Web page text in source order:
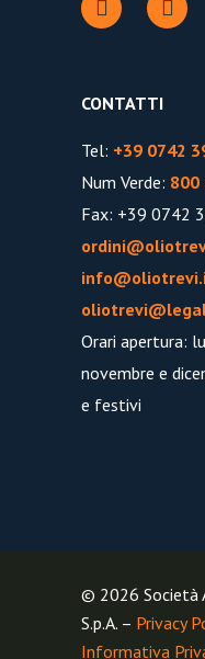
CONTATTI
Tel: +39 0742
Num Verde: 800
Fax: +39 0742
Orari apertura:
novembre e
e festivi
© 2026 Società
S.p.A. – Privacy
Informativa